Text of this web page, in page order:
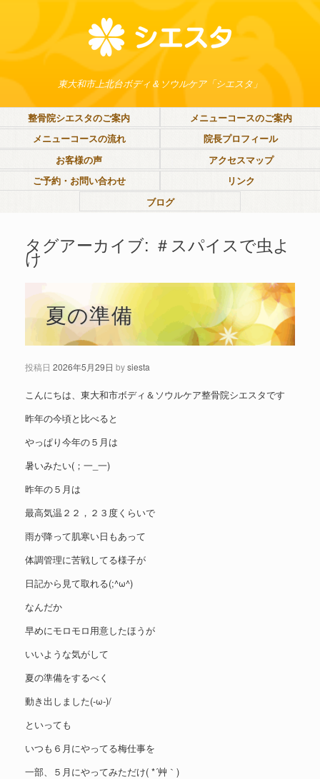
東大和市上北台ボディ＆ソウルケア「シエスタ」
整骨院シエスタのご案内
メニューコースのご案内
メニューコースの流れ
院長プロフィール
お客様の声
アクセスマップ
ご予約・お問い合わせ
リンク
ブログ
タグアーカイブ: ＃スパイスで虫よ
け
夏の準備
投稿日 2026年5月29日 bysiesta
こんにちは、東大和市ボディ＆ソウルケア整骨院シエスタです
昨年の今頃と比べると
やっぱり今年の５月は
暑いみたい(；一_一)
昨年の５月は
最高気温２２，２３度くらいで
雨が降って肌寒い日もあって
体調管理に苦戦してる様子が
日記から見て取れる(;^ω^)
なんだか
早めにモロモロ用意したほうが
いいような気がして
夏の準備をするべく
動き出しました(-ω-)/
といっても
いつも６月にやってる梅仕事を
一部、５月にやってみただけ( *´艸｀)